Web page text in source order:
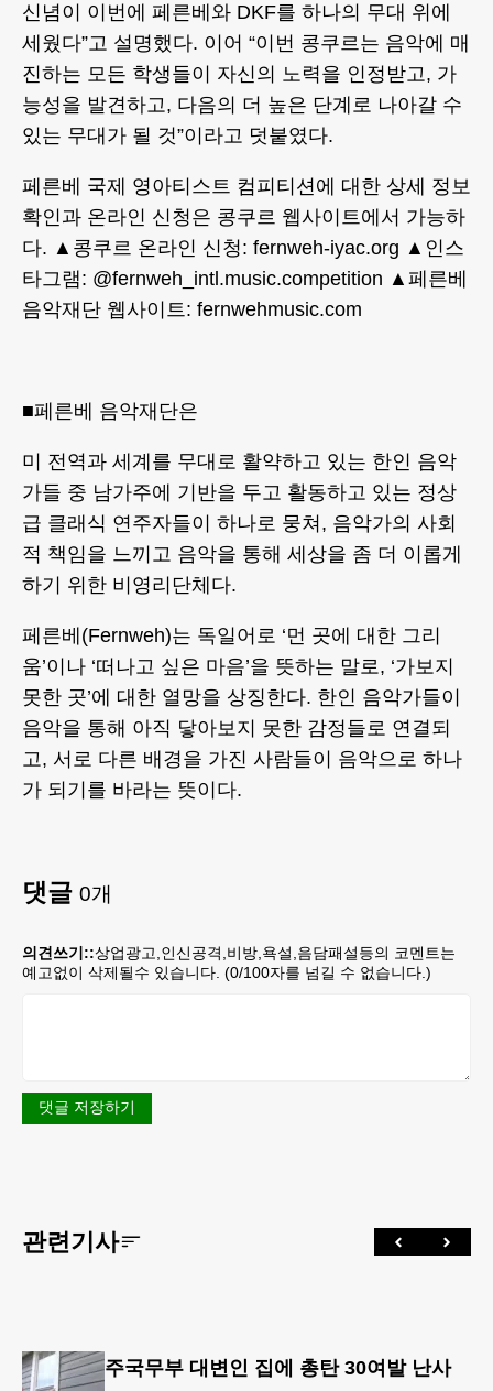
신념이 이번에 페른베와 DKF를 하나의 무대 위에
세웠다”고 설명했다. 이어 “이번 콩쿠르는 음악에 매
진하는 모든 학생들이 자신의 노력을 인정받고, 가
능성을 발견하고, 다음의 더 높은 단계로 나아갈 수
있는 무대가 될 것”이라고 덧붙였다.
페른베 국제 영아티스트 컴피티션에 대한 상세 정보
확인과 온라인 신청은 콩쿠르 웹사이트에서 가능하
다. ▲콩쿠르 온라인 신청: fernweh-iyac.org ▲인스
타그램: @fernweh_intl.music.competition ▲페른베
음악재단 웹사이트: fernwehmusic.com
■페른베 음악재단은
미 전역과 세계를 무대로 활약하고 있는 한인 음악
가들 중 남가주에 기반을 두고 활동하고 있는 정상
급 클래식 연주자들이 하나로 뭉쳐, 음악가의 사회
적 책임을 느끼고 음악을 통해 세상을 좀 더 이롭게
하기 위한 비영리단체다.
페른베(Fernweh)는 독일어로 ‘먼 곳에 대한 그리
움’이나 ‘떠나고 싶은 마음’을 뜻하는 말로, ‘가보지
못한 곳’에 대한 열망을 상징한다. 한인 음악가들이
음악을 통해 아직 닿아보지 못한 감정들로 연결되
고, 서로 다른 배경을 가진 사람들이 음악으로 하나
가 되기를 바라는 뜻이다.
댓글 0개
의견쓰기::상업광고,인신공격,비방,욕설,음담패설등의 코멘트는
예고없이 삭제될수 있습니다. (0/100자를 넘길 수 없습니다.)
댓글 저장하기
관련기사
주국무부 대변인 집에 총탄 30여발 난사